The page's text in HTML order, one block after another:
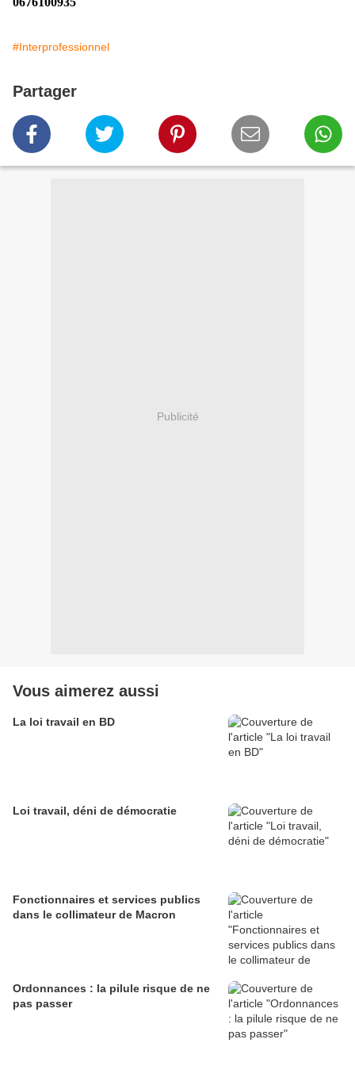
#Interprofessionnel
Partager
Publicité
Vous aimerez aussi
La loi travail en BD
Loi travail, déni de démocratie
Fonctionnaires et services publics
dans le collimateur de Macron
Ordonnances : la pilule risque de ne
pas passer